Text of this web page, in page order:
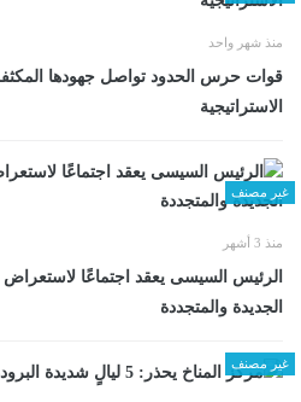
منذ شهر واحد
قوات حرس الحدود تواصل جهودها
الاستراتيجية
غير مصنف
منذ 3 أشهر
الرئيس السيسى يعقد اجتماعًا
الجديدة والمتجددة
غير مصنف